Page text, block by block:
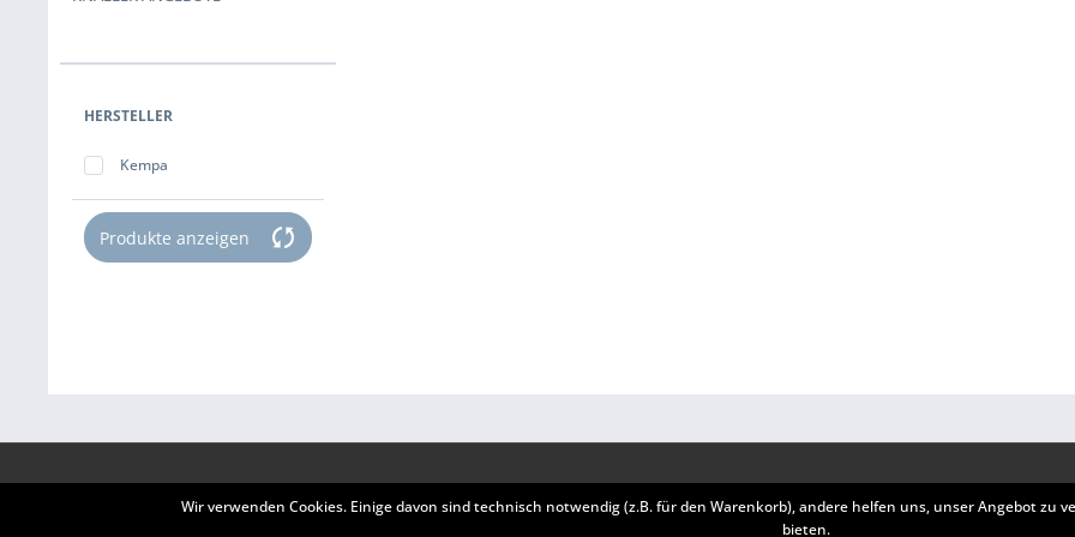
HERSTELLER
Kempa
Produkte anzeigen
Datenschutz
Wir verwenden Cookies. Einige davon sind technisch notwendig (z.B. für den Warenkorb), andere helfen uns, unser Angebot zu
bieten.